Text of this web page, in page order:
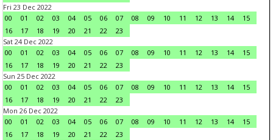
Fri 23 Dec 2022
00
01 02 03 04 05 06 07 08 09 10 11 12 13 14
15
16
17 18 19 20 21 22
23
Sat 24 Dec 2022
00
01 02 03 04 05 06 07 08 09 10 11 12 13 14
15
16
17 18 19 20 21 22
23
Sun 25 Dec 2022
00
01 02 03 04 05 06 07 08 09 10 11 12 13 14
15
16
17 18 19 20 21 22
23
Mon 26 Dec 2022
00
01 02 03 04 05 06 07 08 09 10 11 12 13 14
15
16
17 18 19 20 21 22
23